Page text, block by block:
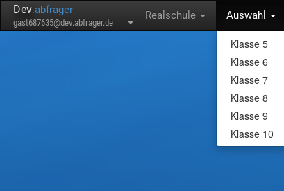
Dev.abfrager
gast687635@dev.abfrager.de
Realschule Auswahl
Klasse 5
Klasse 6
Klasse 7
Klasse 8
Klasse 9
Klasse 10